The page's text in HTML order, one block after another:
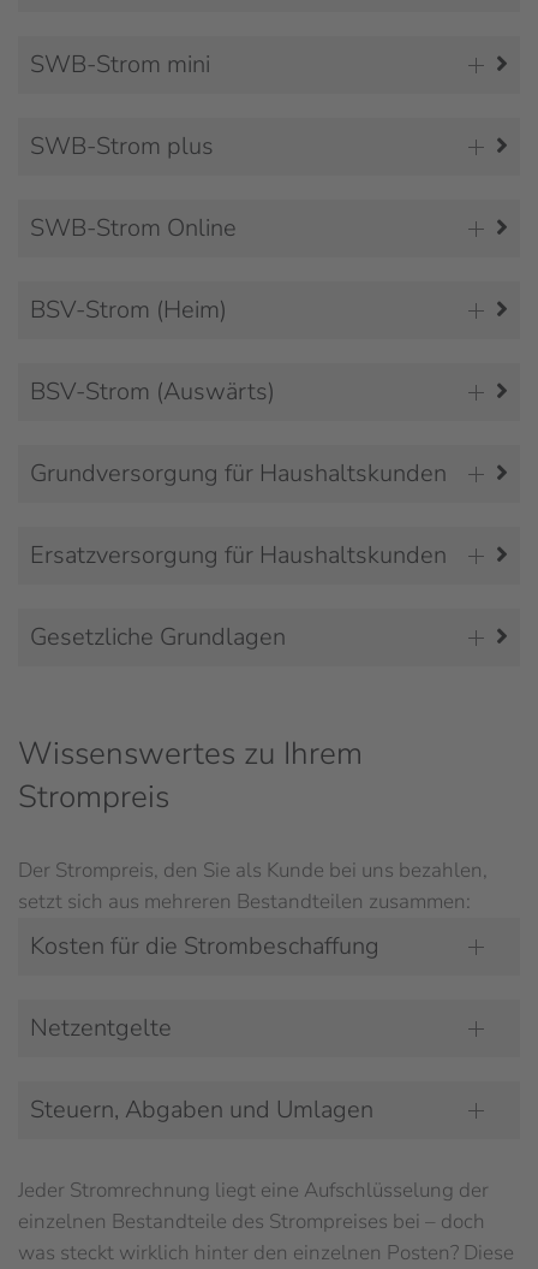
SWB-Strom mini
SWB-Strom plus
SWB-Strom Online
BSV-Strom (Heim)
BSV-Strom (Auswärts)
Grundversorgung für Haushaltskunden
Ersatzversorgung für Haushaltskunden
Gesetzliche Grundlagen
Wissenswertes zu Ihrem
Strompreis
Der Strompreis, den Sie als Kunde bei uns bezahlen,
setzt sich aus mehreren Bestandteilen zusammen:
Kosten für die Strombeschaffung
Netzentgelte
Steuern, Abgaben und Umlagen
Jeder Stromrechnung liegt eine Aufschlüsselung der
einzelnen Bestandteile des Strompreises bei – doch
was steckt wirklich hinter den einzelnen Posten? Diese